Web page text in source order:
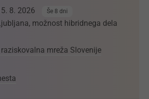
8. 2026 Še 8 dni
možnost hibridnega dela
mreža Slovenije